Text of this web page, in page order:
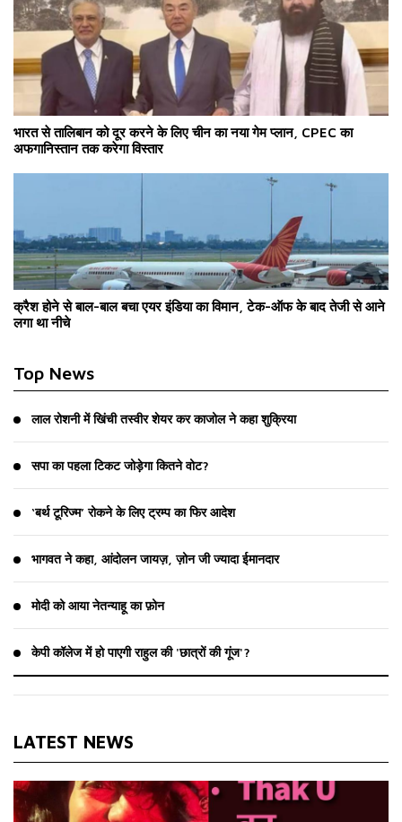
भारत से तालिबान को दूर करने के लिए चीन का नया गेम प्लान, CPEC का
अफगानिस्तान तक करेगा विस्तार
क्रैश होने से बाल-बाल बचा एयर इंडिया का विमान, टेक-ऑफ के बाद तेजी से आने
लगा था नीचे
Top News
लाल रोशनी में खिंची तस्वीर शेयर कर काजोल ने कहा शुक्रिया
सपा का पहला टिकट जोड़ेगा कितने वोट?
‘बर्थ टूरिज्म’ रोकने के लिए ट्रम्प का फिर आदेश
भागवत ने कहा, आंदोलन जायज़, ज़ोन जी ज्यादा ईमानदार
मोदी को आया नेतन्याहू का फ़ोन
केपी कॉलेज में हो पाएगी राहुल की 'छात्रों की गूंज'?
LATEST NEWS